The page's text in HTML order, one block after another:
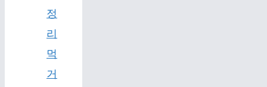
정
리
먹
거